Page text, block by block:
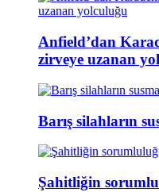
Anfield’dan
zirveye uzanan
Barış silahların
Şahitliğin